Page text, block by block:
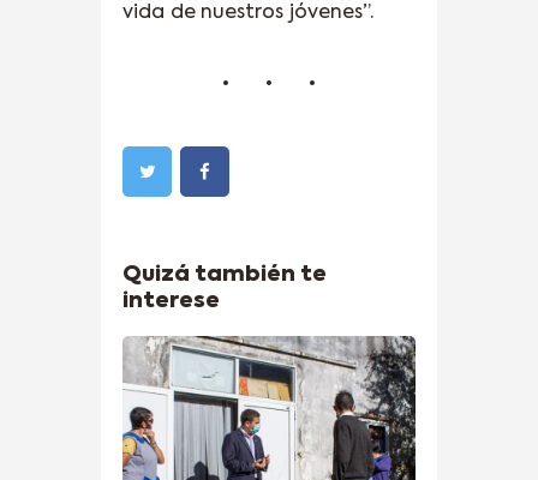
vida de nuestros jóvenes”.
Quizá también te
interese